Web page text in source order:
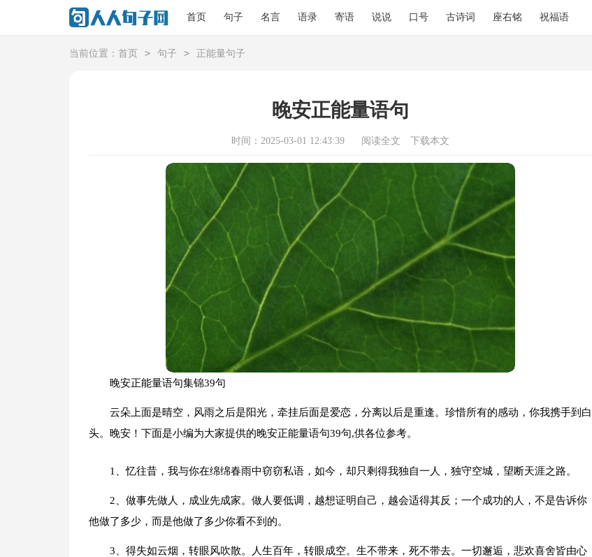
首页 句子 名言 语录 寄语 说说 口号 古诗词 座右铭 祝福语
当前位置： 首页 > 句子 > 正能量句子
晚安正能量语句
时间：2025-03-01 12:43:39 阅读全文 下载本文
晚安正能量语句集锦39句
云朵上面是晴空，风雨之后是阳光，牵挂后面是爱恋，分离以后是重逢。珍惜所有的感动，你我携手到白
头。晚安！下面是小编为大家提供的晚安正能量语句39句,供各位参考。
1、忆往昔，我与你在绵绵春雨中窃窃私语，如今，却只剩得我独自一人，独守空城，望断天涯之路。
2、做事先做人，成业先成家。做人要低调，越想证明自己，越会适得其反；一个成功的人，不是告诉你
他做了多少，而是他做了多少你看不到的。
3、得失如云烟，转眼风吹散。人生百年，转眼成空。生不带来，死不带去。一切邂逅，悲欢喜舍皆由心